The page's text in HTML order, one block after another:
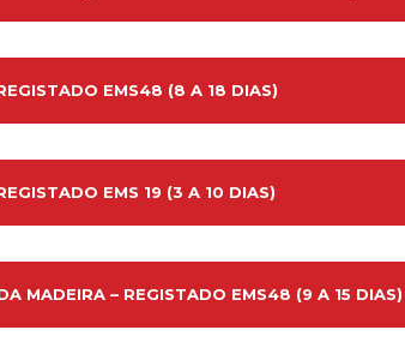
EMS48 (8 A 18 DIAS)
EMS 19 (3 A 10 DIAS)
MADEIRA – REGISTADO EMS48 (9 A 15 DIAS)